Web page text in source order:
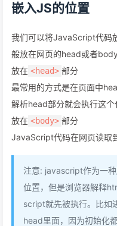
嵌入JS的位置
我们可以将JavaScript代码
般放在网页的head或者body
放在 <head> 部分
最常用的方式是在页面中
解析head部分就会执行这个
放在 <body> 部分
JavaScript代码在网页读取
注意: javascript作为一
位置，但是浏览器解释
script就先被执行。比如
head里面，因为初始化